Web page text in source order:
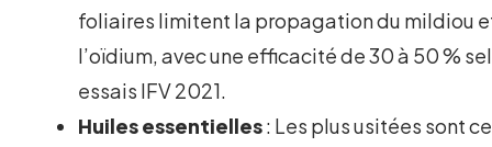
foliaires limitent la propagation du mildiou
l’oïdium, avec une efficacité de 30 à 50 %
essais IFV 2021.
Huiles essentielles: Les plus usitées sont